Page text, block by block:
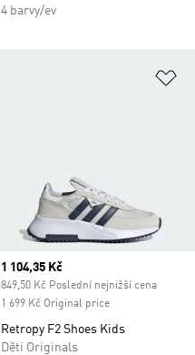
4 barvy/ev
Current price
1 104,35 Kč
849,50 Kč Poslední nejnižší cena
1 699 Kč Original price
Retropy F2 Shoes Kids
Děti Originals